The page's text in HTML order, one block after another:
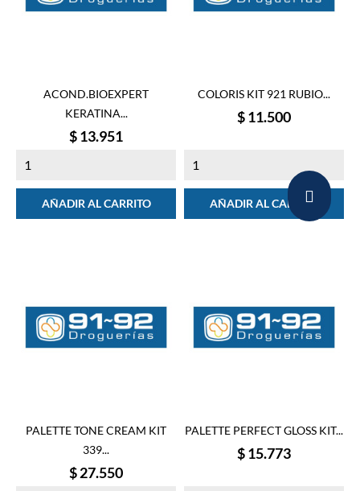
ACOND.BIOEXPERT
KERATINA...
Precio
$ 13.951
AÑADIR AL CARRITO
COLORIS KIT 921 RUBIO...
Precio
$ 11.500
AÑADIR AL CARRITO
PALETTE TONE CREAM KIT
339...
Precio
$ 27.550
PALETTE PERFECT GLOSS KIT...
Precio
$ 15.773